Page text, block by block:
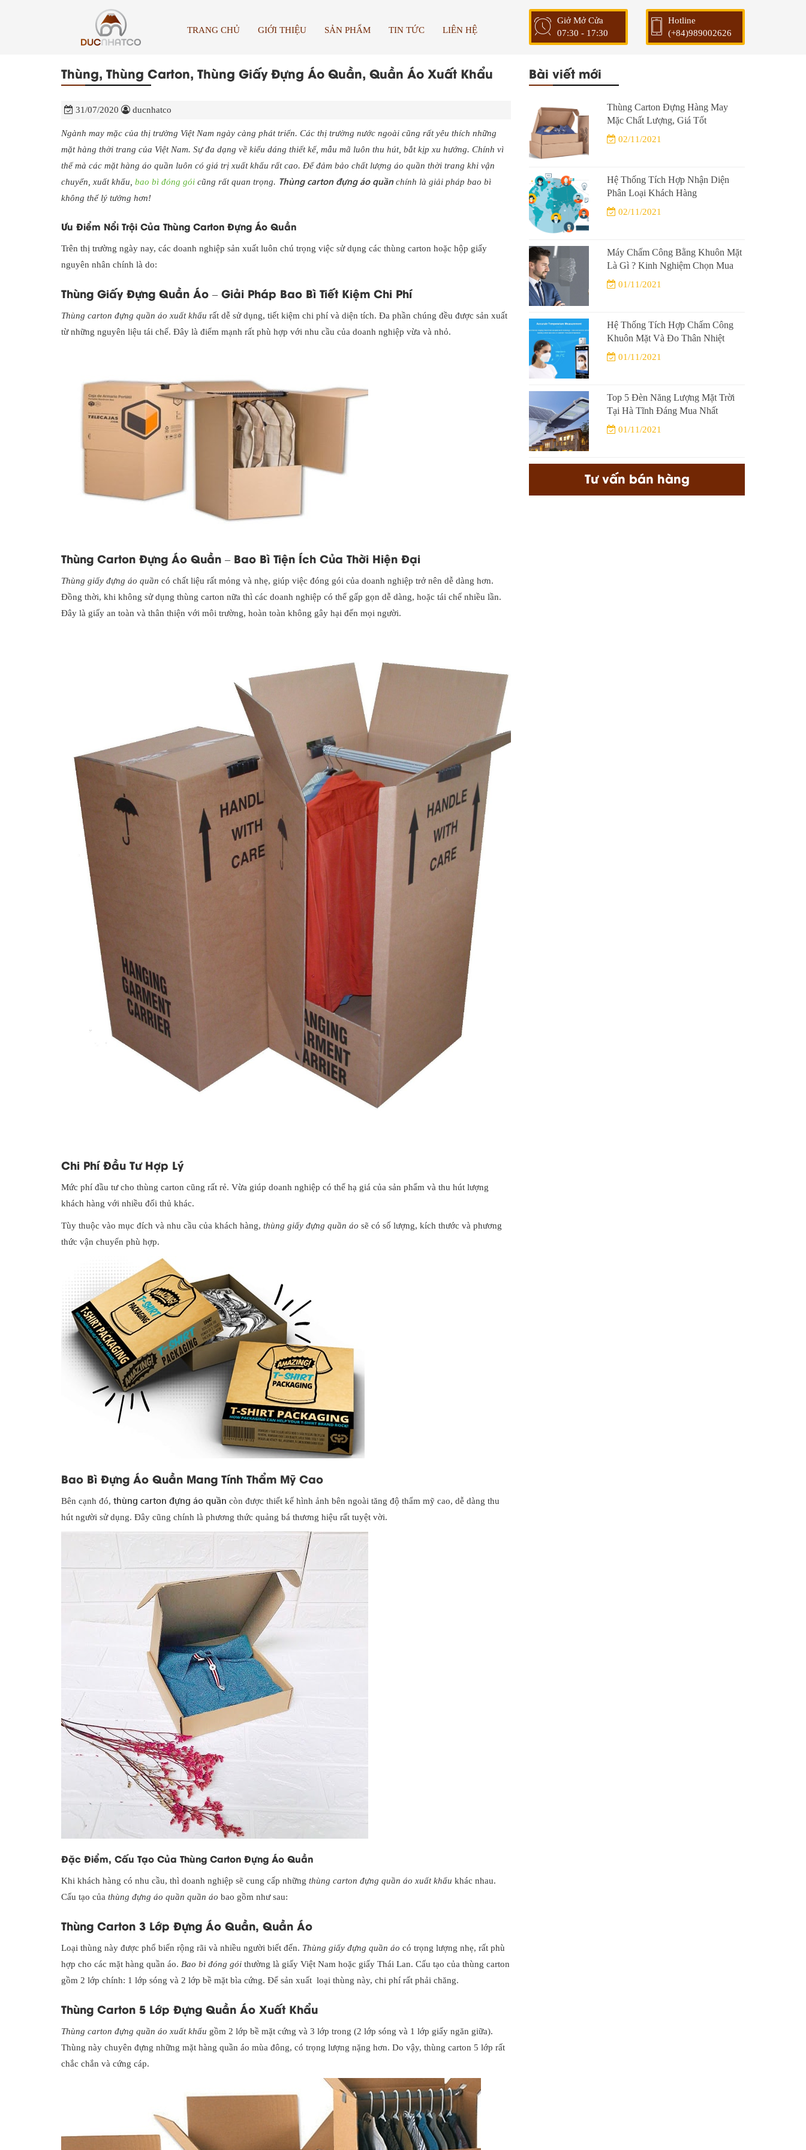
TRANG CHỦ GIỚI THIỆU SẢN PHẨM TIN TỨC LIÊN HỆ
Giở Mở Cửa
07:30 - 17:30
Hotline
(+84)989002626
Thùng, Thùng Carton, Thùng Giấy Đựng Áo Quần, Quần Áo Xuất Khẩu
31/07/2020 ducnhatco
Ngành may mặc của thị trường Việt Nam ngày càng phát triển. Các thị trường nước ngoài cũng rất yêu thích những
mặt hàng thời trang của Việt Nam. Sự đa dạng về kiểu dáng thiết kế, mẫu mã luôn thu hút, bắt kịp xu hướng. Chính vì
thế mà các mặt hàng áo quần luôn có giá trị xuất khẩu rất cao. Để đảm bảo chất lượng áo quần thời trang khi vận
chuyển, xuất khẩu, bao bì đóng gói cũng rất quan trọng. Thùng carton đựng áo quần chính là giải pháp bao bì
không thể lý tưởng hơn!
Ưu Điểm Nổi Trội Của Thùng Carton Đựng Áo Quần
Trên thị trường ngày nay, các doanh nghiệp sản xuất luôn chú trọng việc sử dụng các thùng carton hoặc hộp giấy
nguyên nhân chính là do:
Thùng Giấy Đựng Quần Áo – Giải Pháp Bao Bì Tiết Kiệm Chi Phí
Thùng carton đựng quần áo xuất khẩu rất dễ sử dụng, tiết kiệm chi phí và diện tích. Đa phần chúng đều được sản xuất
từ những nguyên liệu tái chế. Đây là điểm mạnh rất phù hợp với nhu cầu của doanh nghiệp vừa và nhỏ.
Thùng Carton Đựng Áo Quần – Bao Bì Tiện Ích Của Thời Hiện Đại
Thùng giấy đựng áo quần có chất liệu rất mỏng và nhẹ, giúp việc đóng gói của doanh nghiệp trở nên dễ dàng hơn.
Đồng thời, khi không sử dụng thùng carton nữa thì các doanh nghiệp có thể gấp gọn dễ dàng, hoặc tái chế nhiều lần.
Đây là giấy an toàn và thân thiện với môi trường, hoàn toàn không gây hại đến mọi người.
Chi Phí Đầu Tư Hợp Lý
Mức phí đầu tư cho thùng carton cũng rất rẻ. Vừa giúp doanh nghiệp có thể hạ giá của sản phẩm và thu hút lượng
khách hàng với nhiều đối thủ khác.
Tùy thuộc vào mục đích và nhu cầu của khách hàng, thùng giấy đựng quần áo sẽ có số lượng, kích thước và phương
thức vận chuyển phù hợp.
Bao Bì Đựng Áo Quần Mang Tính Thẩm Mỹ Cao
Bên cạnh đó, thùng carton đựng áo quần còn được thiết kế hình ảnh bên ngoài tăng độ thẩm mỹ cao, dễ dàng thu
hút người sử dụng. Đây cũng chính là phương thức quảng bá thương hiệu rất tuyệt vời.
Đặc Điểm, Cấu Tạo Của Thùng Carton Đựng Áo Quần
Khi khách hàng có nhu cầu, thì doanh nghiệp sẽ cung cấp những thùng carton đựng quần áo xuất khẩu khác nhau.
Cấu tạo của thùng đựng áo quần quần áo bao gồm như sau:
Thùng Carton 3 Lớp Đựng Áo Quần, Quần Áo
Loại thùng này được phổ biến rộng rãi và nhiều người biết đến. Thùng giấy đựng quần áo có trọng lượng nhẹ, rất phù
hợp cho các mặt hàng quần áo. Bao bì đóng gói thường là giấy Việt Nam hoặc giấy Thái Lan. Cấu tạo của thùng carton
gồm 2 lớp chính: 1 lớp sóng và 2 lớp bề mặt bìa cứng. Để sản xuất loại thùng này, chi phí rất phải chăng.
Thùng Carton 5 Lớp Đựng Quần Áo Xuất Khẩu
Thùng carton đựng quần áo xuất khẩu gồm 2 lớp bề mặt cứng và 3 lớp trong (2 lớp sóng và 1 lớp giấy ngăn giữa).
Thùng này chuyên đựng những mặt hàng quần áo mùa đông, có trọng lượng nặng hơn. Do vậy, thùng carton 5 lớp rất
chắc chắn và cứng cáp.
Bài viết mới
Thùng Carton Đựng Hàng May
Mặc Chất Lượng, Giá Tốt
02/11/2021
Hệ Thống Tích Hợp Nhận Diện
Phân Loại Khách Hàng
02/11/2021
Máy Chấm Công Bằng Khuôn Mặt
Là Gì ? Kinh Nghiệm Chọn Mua
01/11/2021
Hệ Thống Tích Hợp Chấm Công
Khuôn Mặt Và Đo Thân Nhiệt
01/11/2021
Top 5 Đèn Năng Lượng Mặt Trời
Tại Hà Tĩnh Đáng Mua Nhất
01/11/2021
Tư vấn bán hàng